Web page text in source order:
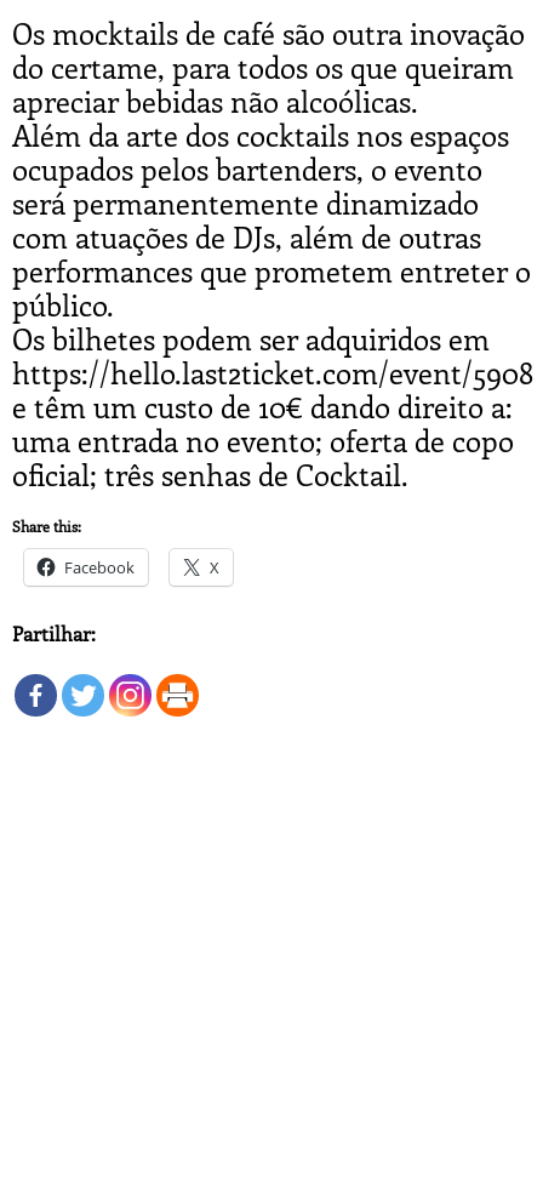
Os mocktails de café são outra inovação
do certame, para todos os que queiram
apreciar bebidas não alcoólicas.
Além da arte dos cocktails nos espaços
ocupados pelos bartenders, o evento
será permanentemente dinamizado
com atuações de DJs, além de outras
performances que prometem entreter o
público.
Os bilhetes podem ser adquiridos em
https://hello.last2ticket.com/event/5908
e têm um custo de 10€ dando direito a:
uma entrada no evento; oferta de copo
oficial; três senhas de Cocktail.
Share this:
Facebook X
Partilhar: